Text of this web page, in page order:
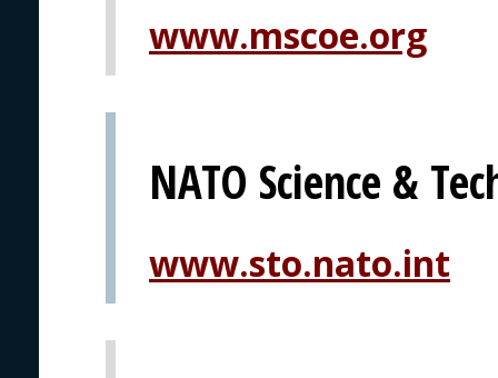
www.mscoe.org
NATO Science &
www.sto.nato.int